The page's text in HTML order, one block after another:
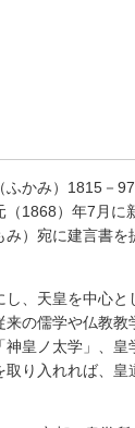
かみ）1815－
1868）年7月に
）宛に建言書
、天皇を中心と
の儒学や仏教
皇ノ太学」、皇
り入れれば、皇